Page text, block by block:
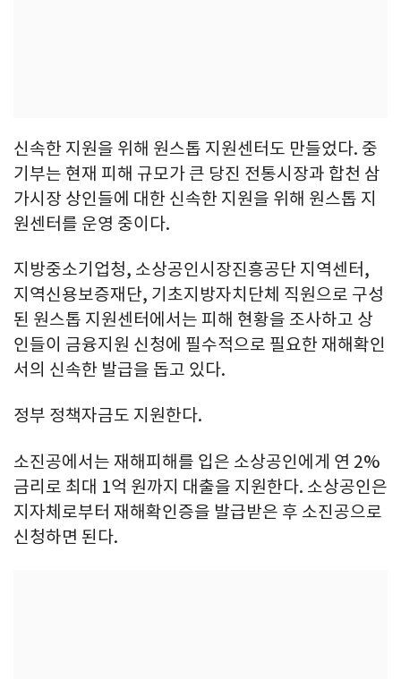
신속한 지원을 위해 원스톱 지원센터도 만들었다. 중
기부는 현재 피해 규모가 큰 당진 전통시장과 합천 삼
가시장 상인들에 대한 신속한 지원을 위해 원스톱 지
원센터를 운영 중이다.
지방중소기업청, 소상공인시장진흥공단 지역센터,
지역신용보증재단, 기초지방자치단체 직원으로 구성
된 원스톱 지원센터에서는 피해 현황을 조사하고 상
인들이 금융지원 신청에 필수적으로 필요한 재해확인
서의 신속한 발급을 돕고 있다.
정부 정책자금도 지원한다.
소진공에서는 재해피해를 입은 소상공인에게 연 2%
금리로 최대 1억 원까지 대출을 지원한다. 소상공인은
지자체로부터 재해확인증을 발급받은 후 소진공으로
신청하면 된다.